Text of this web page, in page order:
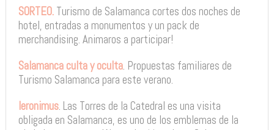
SORTEO.Turismo de Salamanca cortes dos noches de
hotel, entradas a monumentos y un pack de
merchandising. Animaros a participar!
Salamanca culta y oculta. Propuestas familiares de
Turismo Salamanca para este verano.
Ieronimus. Las Torres de la Catedral es una visita
obligada en Salamanca, es uno de los emblemas de la